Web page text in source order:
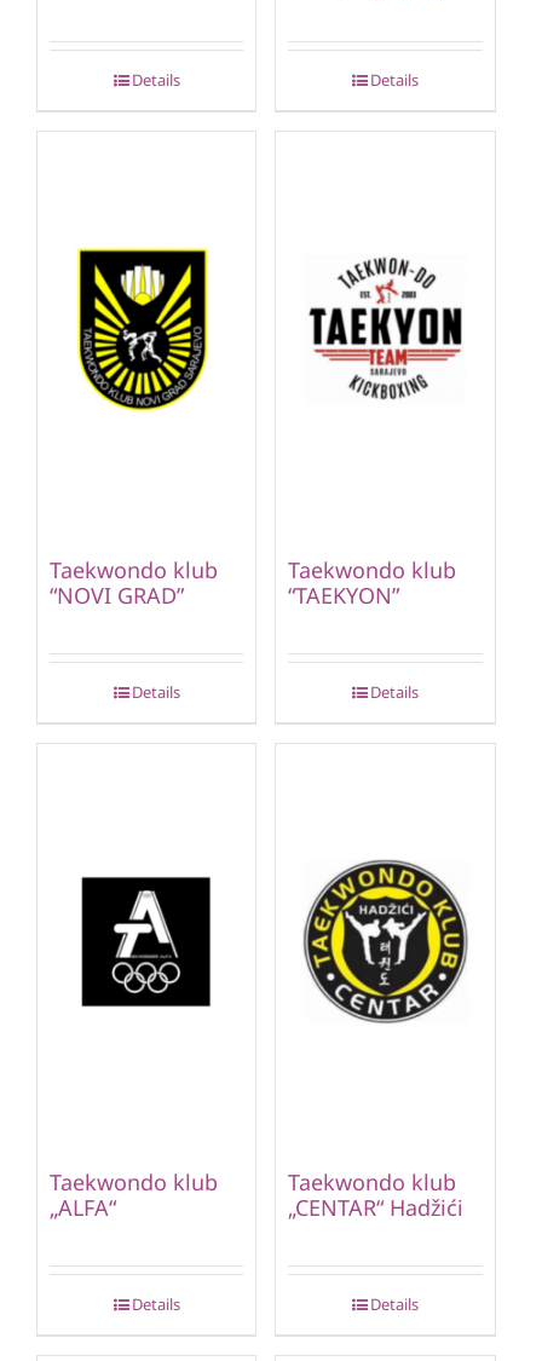
Details Details
Taekwondo klub
“NOVI GRAD”
Details
Taekwondo klub
“TAEKYON”
Details
Taekwondo klub
„ALFA“
Details
Taekwondo klub
„CENTAR“ Hadžići
Details